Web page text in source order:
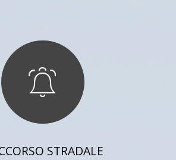
STRADALE